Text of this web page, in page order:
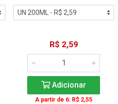
R$ 2,59
Adicionar
A partir de 6: R$ 2,55